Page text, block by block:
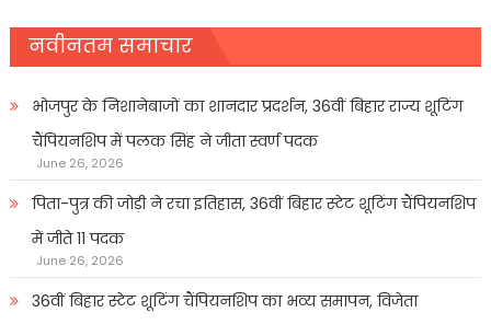
नवीनतम समाचार
भोजपुर के निशानेबाजों का शानदार प्रदर्शन, 36वीं बिहार राज्य शूटिंग
चैंपियनशिप में पलक सिंह ने जीता स्वर्ण पदक
June 26, 2026
पिता-पुत्र की जोड़ी ने रचा इतिहास, 36वीं बिहार स्टेट शूटिंग चैंपियनशिप
में जीते 11 पदक
June 26, 2026
36वीं बिहार स्टेट शूटिंग चैंपियनशिप का भव्य समापन, विजेता